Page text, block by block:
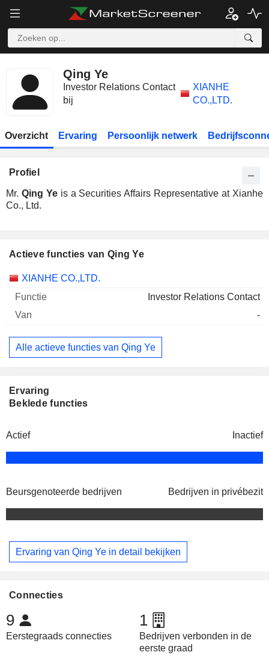
Qing Ye
Investor Relations Contact
bij
XIANHE
CO.,LTD.
Overzicht Ervaring Persoonlijk netwerk
Profiel
Mr. Qing Yeis a Securities Affairs Representative at Xianhe
Co., Ltd.
Actieve functies van Qing Ye
Bedrijven Functie Begin
XIANHE CO.,LTD.
Investor Relations Contact
-
Alle actieve functies van Qing Ye
Ervaring
Beklede functies
Actief Inactief
Beursgenoteerde bedrijven Bedrijven in privébezit
Ervaring van Qing Ye in detail bekijken
Connecties
9
Eerstegraads connecties
1
Bedrijven verbonden in de
eerste graad